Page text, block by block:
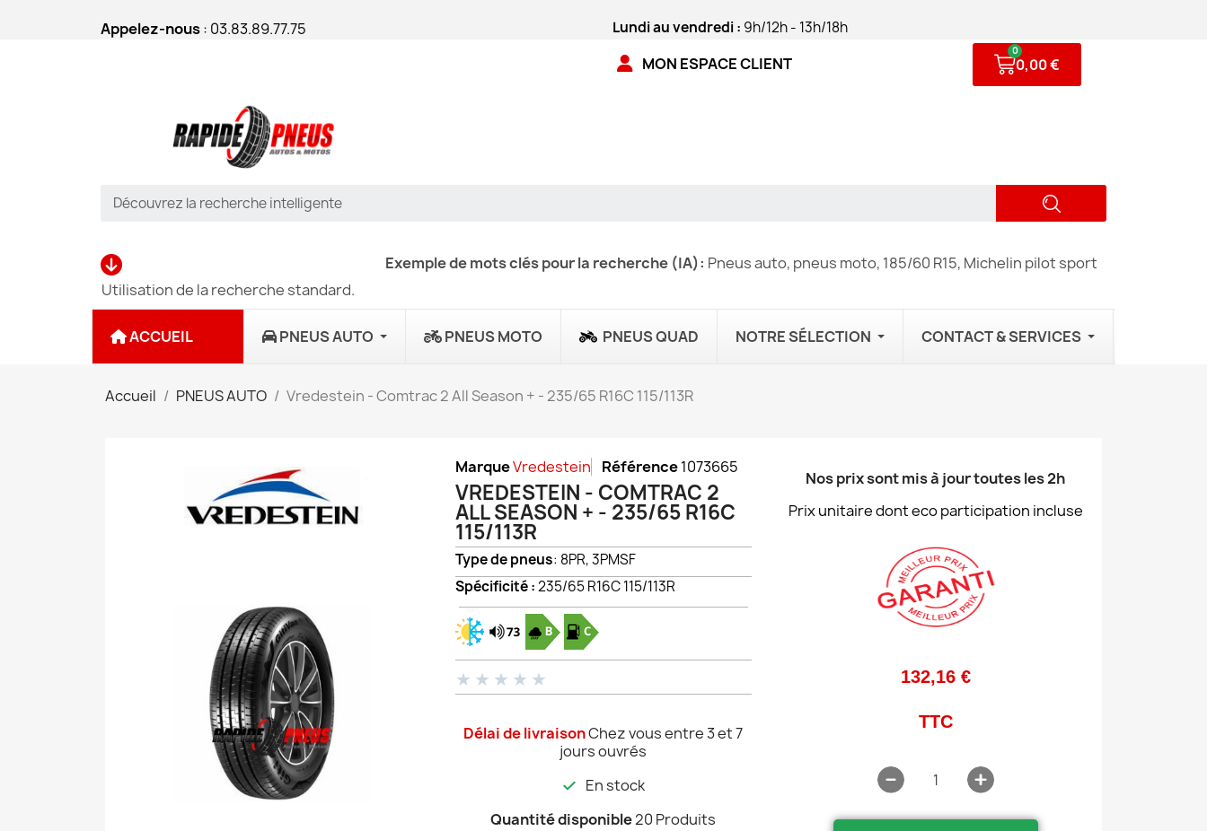
Appelez-nous: 03.83.89.77.75 Lundi au vendredi : 9h/12h - 13h/18h
MON ESPACE CLIENT 0,00 €
Utilisation de la recherche standard.
Exemple de mots clés pour la recherche (IA): Pneus auto, pneus moto, 185/60 R15, Michelin pilot sport
ACCUEIL PNEUS AUTO PNEUS MOTO PNEUS QUAD NOTRE SÉLECTION CONTACT & SERVICES
Accueil PNEUS AUTO Vredestein - Comtrac 2 All Season + - 235/65 R16C 115/113R
MarqueVredestein Référence1073665
VREDESTEIN - COMTRAC 2
ALL SEASON + - 235/65 R16C
115/113R
Type de pneus: 8PR, 3PMSF
Spécificité :235/65 R16C 115/113R
★ ★ ★ ★ ★
Délai de livraisonChez vous entre 3 et 7
jours ouvrés
En stock
Quantité disponible20 Produits
Nos prix sont mis à jour toutes les 2h
Prix unitaire dont eco participation incluse
132,16 €
TTC